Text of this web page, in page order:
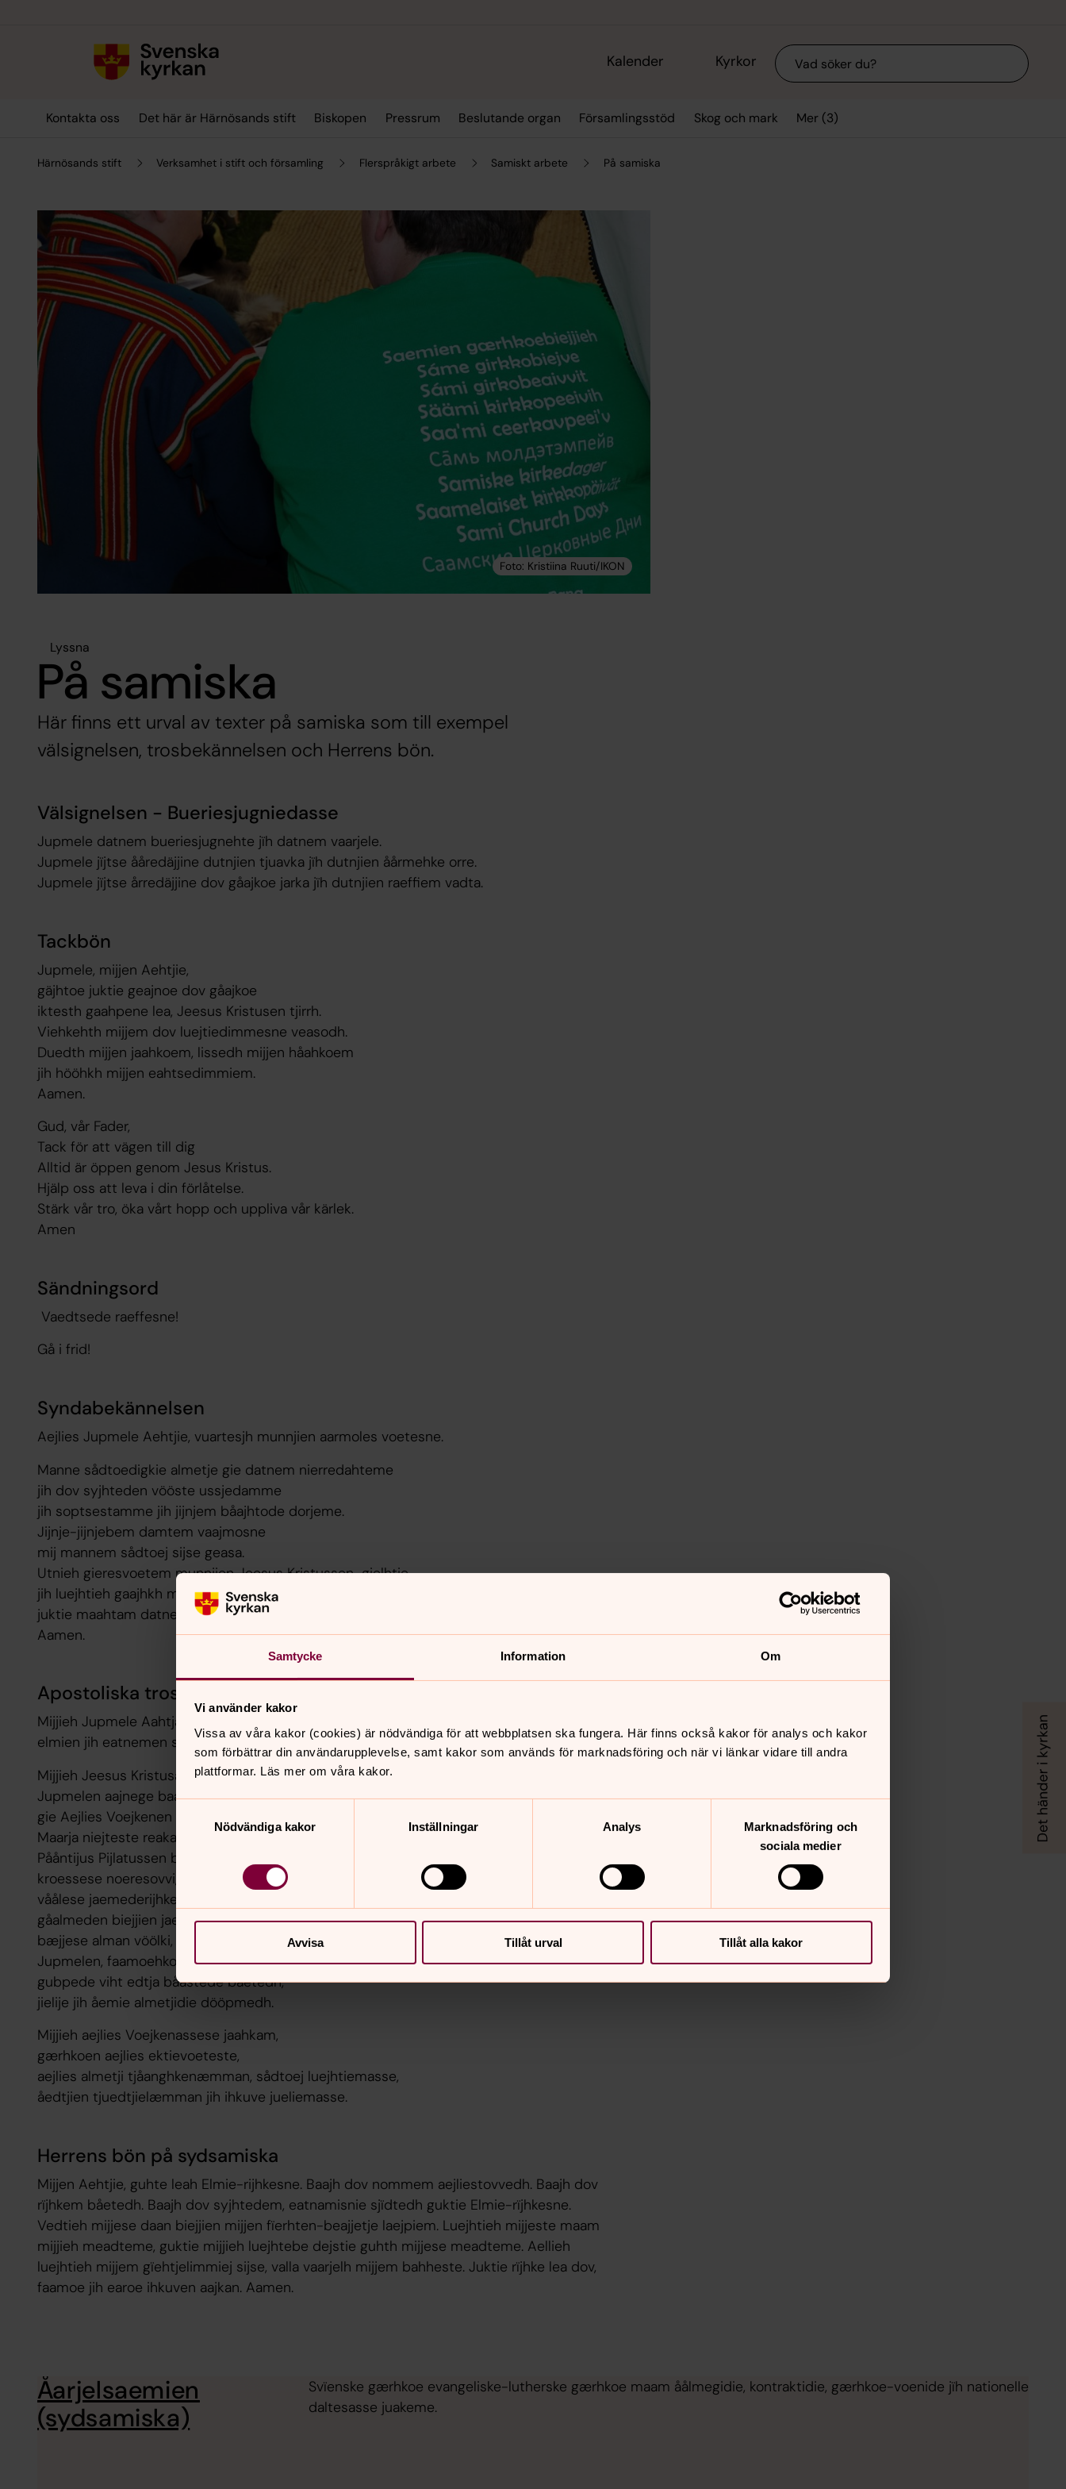
Samtycke Information Om
Vi använder kakor
Vissa av våra kakor (cookies) är nödvändiga för att webbplatsen ska fungera. Här finns också kakor för analys och kakor
som förbättrar din användarupplevelse, samt kakor som används för marknadsföring och när vi länkar vidare till andra
plattformar. Läs mer om våra kakor.
Nödvändiga kakor
Inställningar Analys
Marknadsföring och
sociala medier
Avvisa Tillåt urval Tillåt alla kakor
Kalender Kyrkor Sök
Kontakta oss Det här är Härnösands stift Biskopen Pressrum Beslutande organ Församlingsstöd Skog och mark Mer (3)
Härnösands stift Verksamhet i stift och församling Flerspråkigt arbete Samiskt arbete På samiska
Lyssna
På samiska
Här finns ett urval av texter på samiska som till exempel
välsignelsen, trosbekännelsen och Herrens bön.
Välsignelsen - Bueriesjugniedasse
Jupmele datnem bueriesjugnehte jïh datnem vaarjele.
Jupmele jïjtse ååredäjjine dutnjien tjuavka jïh dutnjien åårmehke orre.
Jupmele jïjtse årredäjjine dov gåajkoe jarka jïh dutnjien raeffiem vadta.
Tackbön
Jupmele, mijjen Aehtjie,
gäjhtoe juktie geajnoe dov gåajkoe
iktesth gaahpene lea, Jeesus Kristusen tjirrh.
Viehkehth mijjem dov luejtiedimmesne veasodh.
Duedth mijjen jaahkoem, lissedh mijjen håahkoem
jih hööhkh mijjen eahtsedimmiem.
Aamen.
Gud, vår Fader,
Tack för att vägen till dig
Alltid är öppen genom Jesus Kristus.
Hjälp oss att leva i din förlåtelse.
Stärk vår tro, öka vårt hopp och uppliva vår kärlek.
Amen
Sändningsord
Vaedtsede raeffesne!
Gå i frid!
Syndabekännelsen
Aejlies Jupmele Aehtjie, vuartesjh munnjien aarmoles voetesne.
Manne sådtoedigkie almetje gie datnem nierredahteme
jih dov syjhteden vööste ussjedamme
jih soptsestamme jih jijnjem båajhtode dorjeme.
Jijnje-jijnjebem damtem vaajmosne
mij mannem sådtoej sijse geasa.
Utnieh gieresvoetem munnjien Jeesus Kristussen gielhtie
jih luejhtieh gaajhkh mov sådtoeh jih viehkehth mannem
juktie maahtam datnem goltelidh jih iehtsedh.
Aamen.
Apostoliska trosbekännelsen på sydsamiska
Mijjieh Jupmele Aahtjan jaehkebe, faamoehkommes,
elmien jih eatnemen sjugniedæjjese.
Mijjieh Jeesus Kristusasse jaehkebe,
Jupmelen aajnege baarnan, mijjen Åajvan,
gie Aejlies Voejkenen baaktoe åedtjine sjidti,
Maarja niejteste reakasovvi,
Pååntijus Pijlatussen baelien njåvtasovvi,
kroessese noeresovvi, jeemi jih kroeptese biejesovvi,
våålese jaemederijhkese vöölki,
gåalmeden biejjien jaemiedistie tjuedtjeli,
bæjjese alman vöölki,
Jupmelen, faamoehkommes Aehtjien, åelkies bielesne tjahkan,
gubpede viht edtja bååstede båetedh,
jielije jih åemie almetjidie dööpmedh.
Mijjieh aejlies Voejkenassese jaahkam,
gærhkoen aejlies ektievoeteste,
aejlies almetji tjåanghkenæmman, sådtoej luejhtiemasse,
åedtjien tjuedtjielæmman jih ihkuve jueliemasse.
Herrens bön på sydsamiska
Mijjen Aehtjie, guhte leah Elmie-rijhkesne. Baajh dov nommem aejliestovvedh. Baajh dov
rïjhkem båetedh. Baajh dov syjhtedem, eatnamisnie sjïdtedh guktie Elmie-rïjhkesne.
Vedtieh mijjese daan biejjien mijjen fïerhten-beajjetje laejpiem. Luejhtieh mijjeste maam
mijjieh meadteme, guktie mijjieh luejhtebe dejstie guhth mijjese meadteme. Aellieh
luejhtieh mijjem gïehtjelimmiej sijse, valla vaarjelh mijjem bahheste. Juktie rïjhke lea dov,
faamoe jih earoe ihkuven aajkan. Aamen.
Åarjelsaemien
(sydsamiska)
Svïenske gærhkoe evangeliske-lutherske gærhkoe maam åålmegidie, kontraktidie, gærhkoe-voenide jïh nationelle
daltesasse juakeme.